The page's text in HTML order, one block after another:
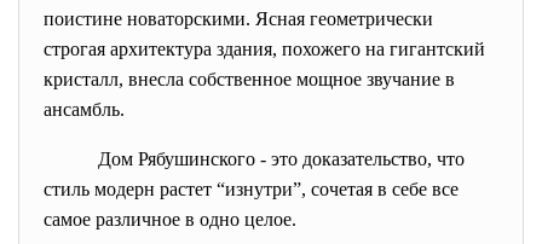
поистине новаторскими. Ясная геометрически
строгая архитектура здания, похожего на гигантский
кристалл, внесла собственное мощное звучание в
ансамбль.
Дом Рябушинского - это доказательство, что
стиль модерн растет “изнутри”, сочетая в себе все
самое различное в одно целое.